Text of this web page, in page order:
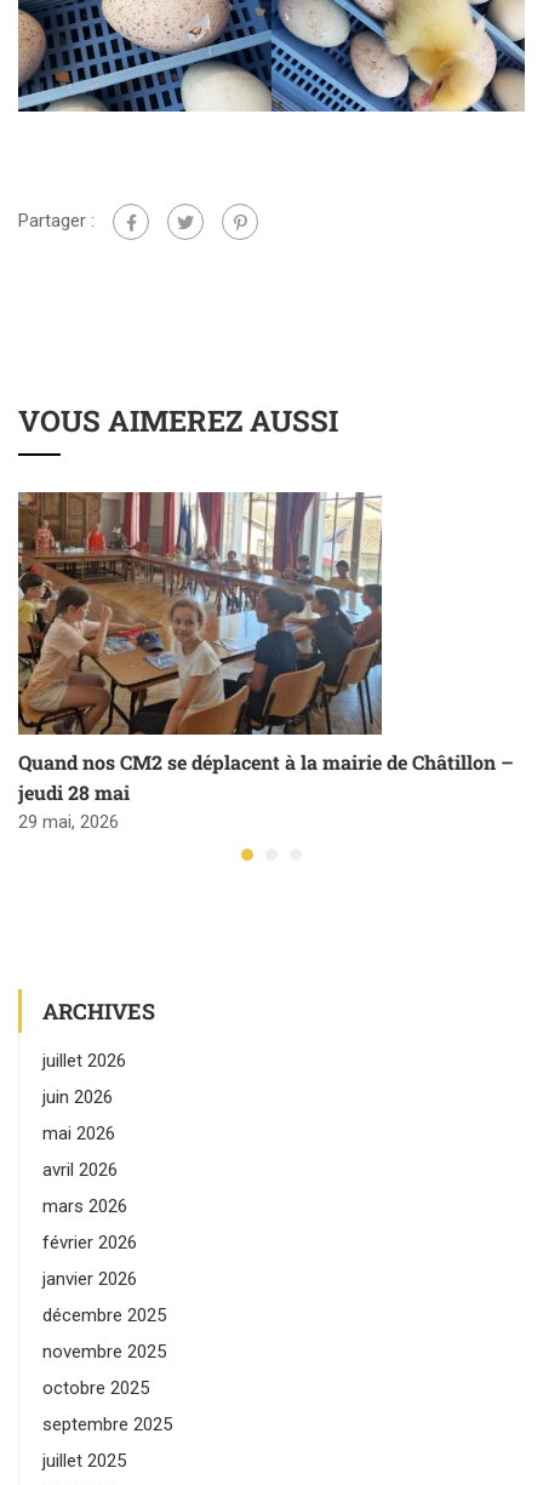
Partager :
VOUS AIMEREZ AUSSI
Quand nos CM2 se déplacent à la mairie de Châtillon –
jeudi 28 mai
29 mai, 2026
ARCHIVES
juillet 2026
juin 2026
mai 2026
avril 2026
mars 2026
février 2026
janvier 2026
décembre 2025
novembre 2025
octobre 2025
septembre 2025
juillet 2025